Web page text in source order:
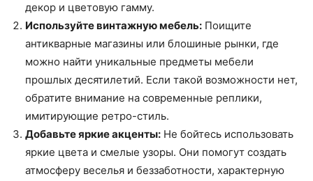
декор и цветовую гамму.
Используйте винтажную мебель: Поищите
антикварные магазины или блошиные рынки, где
можно найти уникальные предметы мебели
прошлых десятилетий. Если такой возможности нет,
обратите внимание на современные реплики,
имитирующие ретро-стиль.
Добавьте яркие акценты: Не бойтесь использовать
яркие цвета и смелые узоры. Они помогут создать
атмосферу веселья и беззаботности, характерную